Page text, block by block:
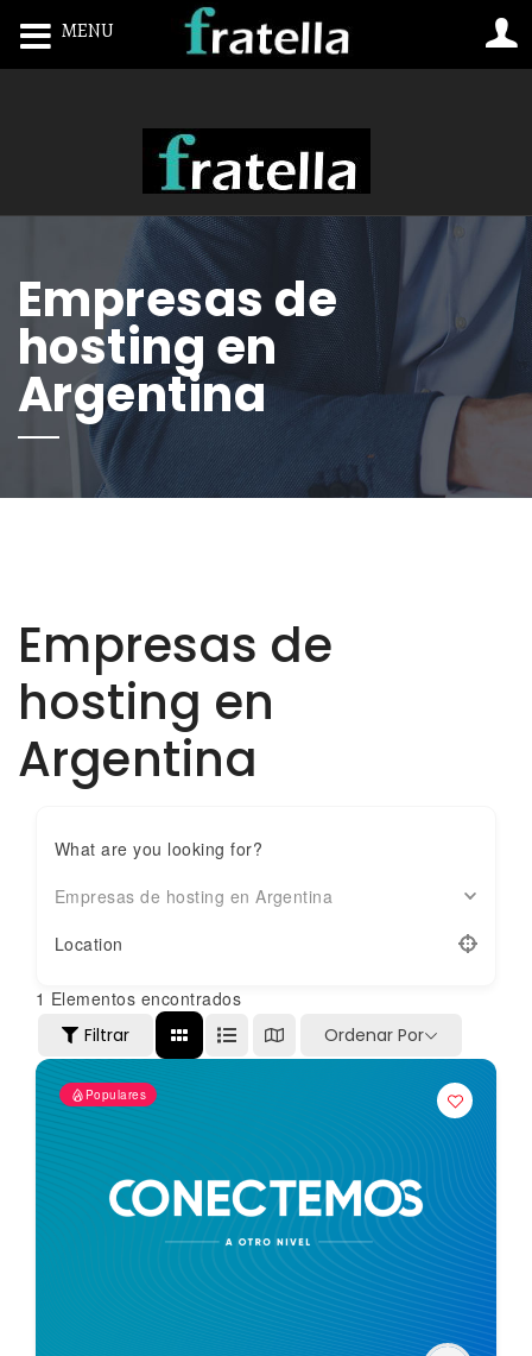
Empresas de
hosting en
Argentina
Empresas de
hosting en
Argentina
What are you looking for?
Empresas de hosting en Argentina
Location
1 Elementos encontrados
Filtrar
Ordenar Por
Populares
MENU